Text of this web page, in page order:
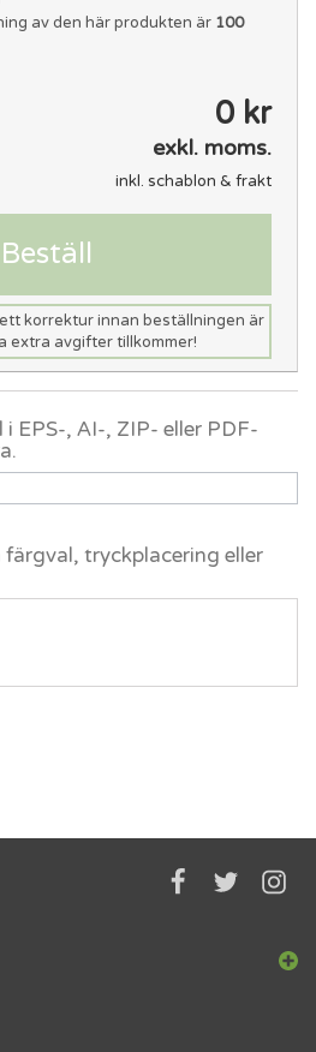
av den här produkten är 100
0 kr
exkl. moms.
inkl. schablon & frakt
Beställ
korrektur innan beställningen är
extra avgifter tillkommer!
EPS-, AI-, ZIP- eller PDF-
tryckplacering eller